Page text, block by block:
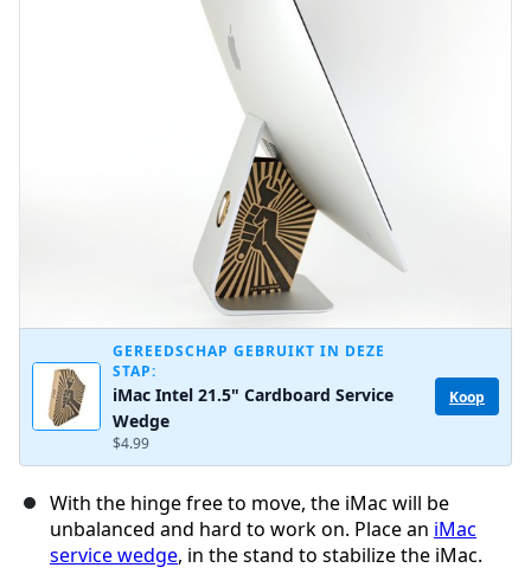
GEREEDSCHAP GEBRUIKT IN DEZE
STAP:
iMac Intel 21.5" Cardboard Service
Wedge
$4.99
Koop
With the hinge free to move, the iMac will be
unbalanced and hard to work on. Place an iMac
service wedge, in the stand to stabilize the iMac.